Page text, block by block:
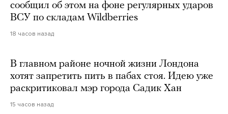
сообщил об этом на фоне регулярных ударов
ВСУ по складам Wildberries
18 часов назад
В главном районе ночной жизни Лондона
хотят запретить пить в пабах стоя. Идею уже
раскритиковал мэр города Садик Хан
15 часов назад